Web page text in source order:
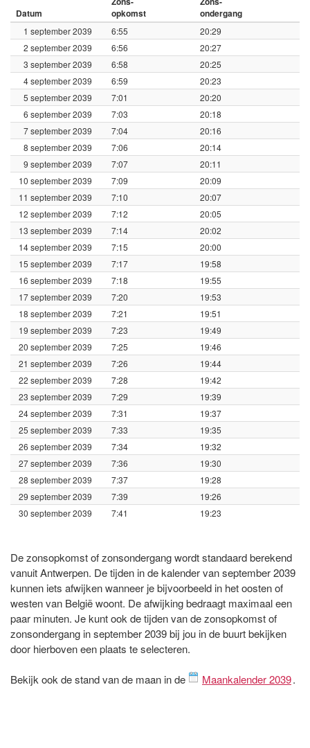
Datum
opkomst
ondergang
1 september 2039 6:55
20:29
2 september 2039
6:56
20:27
3 september 2039
6:58
20:25
4 september 2039
6:59
20:23
5 september 2039
7:01
20:20
6 september 2039
7:03
20:18
7 september 2039
7:04
20:16
8 september 2039
7:06
20:14
9 september 2039
7:07
20:11
10 september 2039
7:09
20:09
11 september 2039
7:10
20:07
12 september 2039
7:12
20:05
13 september 2039
7:14
20:02
14 september 2039
7:15
20:00
15 september 2039
7:17
19:58
16 september 2039
7:18
19:55
17 september 2039
7:20
19:53
18 september 2039
7:21
19:51
19 september 2039
7:23
19:49
20 september 2039
7:25
19:46
21 september 2039
7:26
19:44
22 september 2039
7:28
19:42
23 september 2039
7:29
19:39
24 september 2039
7:31
19:37
25 september 2039
7:33
19:35
26 september 2039
7:34
19:32
27 september 2039
7:36
19:30
28 september 2039
7:37
19:28
29 september 2039
7:39
19:26
30 september 2039
7:41 19:23
De zonsopkomst of zonsondergang wordt standaard berekend
vanuit Antwerpen. De tijden in de kalender van september 2039
kunnen iets afwijken wanneer je bijvoorbeeld in het oosten of
westen van België woont. De afwijking bedraagt maximaal een
paar minuten. Je kunt ook de tijden van de zonsopkomst of
zonsondergang in september 2039 bij jou in de buurt bekijken
door hierboven een plaats te selecteren.
Bekijk ook de stand van de maan in de Maankalender 2039.